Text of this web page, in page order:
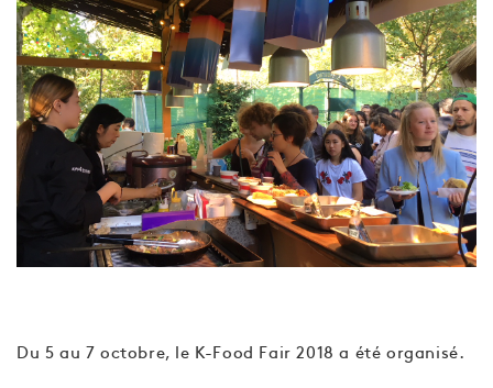
Du 5 au 7 octobre, le K-Food Fair 2018 a été organisé.